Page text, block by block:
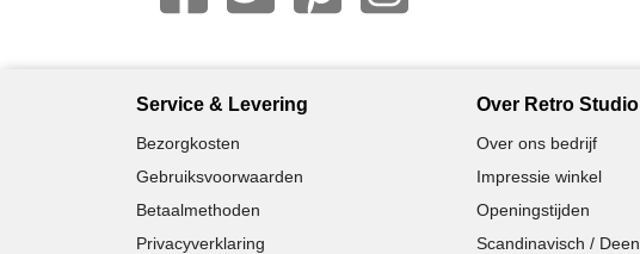
Service & Levering
Bezorgkosten
Gebruiksvoorwaarden
Betaalmethoden
Privacyverklaring
Over Retro Studio
Over ons bedrijf
Impressie winkel
Openingstijden
Scandinavisch /